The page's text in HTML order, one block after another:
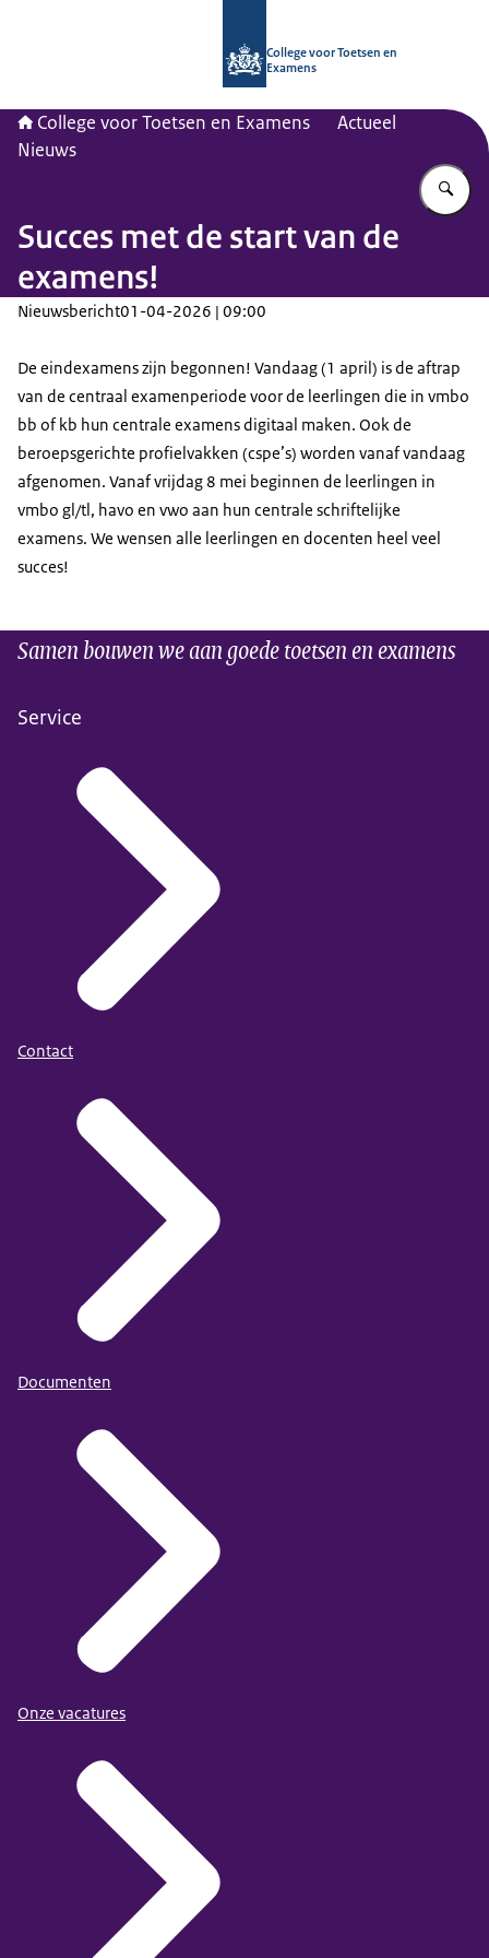
College voor Toetsen en
Examens
College voor Toetsen en Examens
Actueel
Nieuws
Succes met de start van de
examens!
Nieuwsbericht01-04-2026 | 09:00
De eindexamens zijn begonnen! Vandaag (1 april) is de aftrap
van de centraal examenperiode voor de leerlingen die in vmbo
bb of kb hun centrale examens digitaal maken. Ook de
beroepsgerichte profielvakken (cspe’s) worden vanaf vandaag
afgenomen. Vanaf vrijdag 8 mei beginnen de leerlingen in
vmbo gl/tl, havo en vwo aan hun centrale schriftelijke
examens. We wensen alle leerlingen en docenten heel veel
succes!
Samen bouwen we aan goede toetsen en examens
Service
Contact
Documenten
Onze vacatures